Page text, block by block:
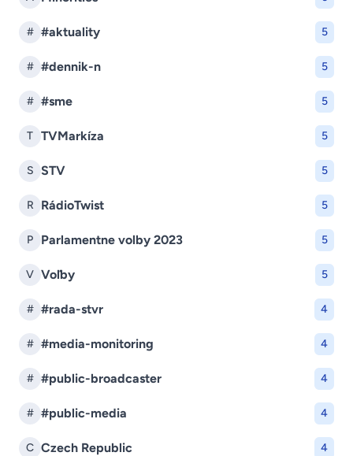
# #aktuality 5
# #dennik-n 5
# #sme 5
T TVMarkíza 5
S STV 5
R RádioTwist 5
P Parlamentne volby 2023 5
V Voľby 5
# #rada-stvr 4
# #media-monitoring 4
# #public-broadcaster 4
# #public-media 4
C Czech Republic 4